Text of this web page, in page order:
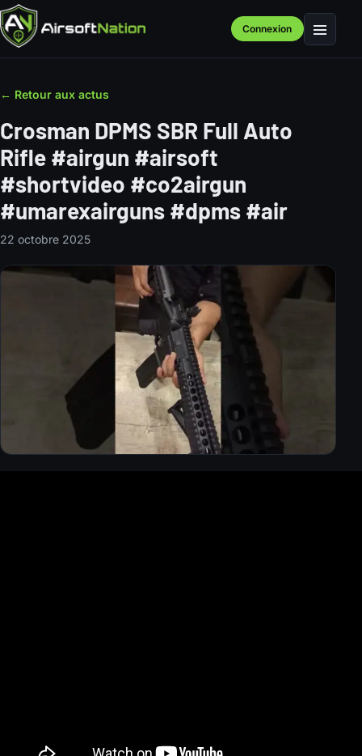
Connexion Menu
← Retour aux actus
Crosman DPMS SBR Full Auto
Rifle #airgun #airsoft
#shortvideo #co2airgun
#umarexairguns #dpms #air
22 octobre 2025